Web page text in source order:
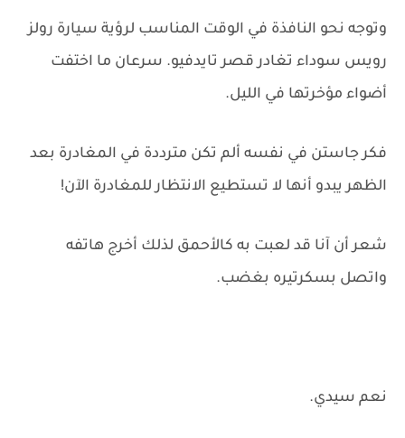
وتوجه نحو النافذة في الوقت المناسب لرؤية سيارة رولز
رويس سوداء تغادر قصر تايدفيو. سرعان ما اختفت
أضواء مؤخرتها في الليل.
فكر جاستن في نفسه ألم تكن مترددة في المغادرة بعد
الظهر يبدو أنها لا تستطيع الانتظار للمغادرة الآن!
شعر أن آنا قد لعبت به كالأحمق لذلك أخرج هاتفه
واتصل بسكرتيره بغضب.
نعم سيدي.